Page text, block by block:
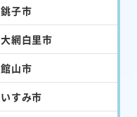
銚子市
大網白里市
館山市
いすみ市